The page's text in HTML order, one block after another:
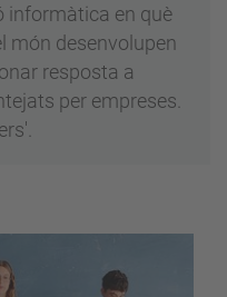
informàtica en què
món desenvolupen
resposta a
per empreses.